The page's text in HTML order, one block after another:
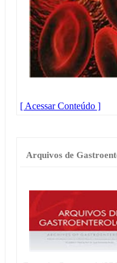
[ Acessar Conteúdo ]
Arquivos de